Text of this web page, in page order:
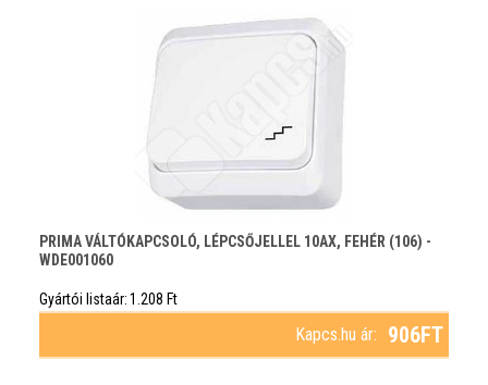
PRIMA VÁLTÓKAPCSOLÓ, LÉPCSŐJELLEL 10AX, FEHÉR (106) -
WDE001060
Gyártói listaár: 1.208 Ft
Kapcs.hu ár: 906FT